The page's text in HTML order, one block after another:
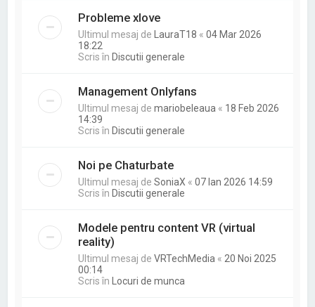
Probleme xlove
Ultimul mesaj deLauraT18 «04 Mar 2026
18:22
Scris înDiscutii generale
Management Onlyfans
Ultimul mesaj demariobeleaua « 18 Feb 2026
14:39
Scris înDiscutii generale
Noi pe Chaturbate
Ultimul mesaj deSoniaX «07 Ian 2026 14:59
Scris înDiscutii generale
Modele pentru content VR (virtual
reality)
Ultimul mesaj deVRTechMedia « 20 Noi 2025
00:14
Scris înLocuri de munca